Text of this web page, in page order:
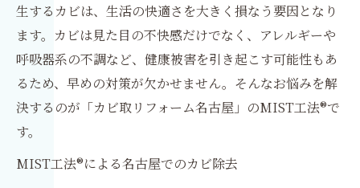
生するカビは、生活の快適さを大きく損なう要因となり
ます。カビは見た目の不快感だけでなく、アレルギーや
呼吸器系の不調など、健康被害を引き起こす可能性もあ
るため、早めの対策が欠かせません。そんなお悩みを解
決するのが「カビ取リフォーム名古屋」のMIST工法®で
す。
MIST工法®による名古屋でのカビ除去